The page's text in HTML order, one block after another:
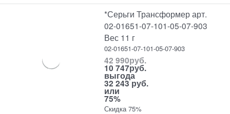
*Серьги Трансформер арт.
02-01651-07-101-05-07-903
Вес 11 г
02-01651-07-101-05-07-903
42 990руб.
10 747руб.
выгода
32 243 руб.
или
75%
Скидка 75%